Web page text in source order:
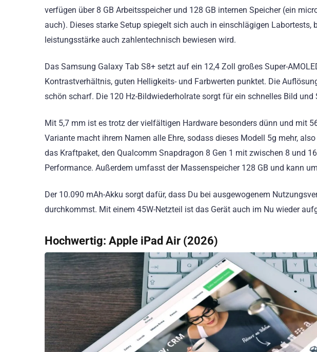
verfügen über 8 GB Arbeitsspeicher und 128 GB internen Speicher (ein
auch). Dieses starke Setup spiegelt sich auch in einschlägigen Labortests,
leistungsstärke auch zahlentechnisch bewiesen wird.
Das Samsung Galaxy Tab S8+ setzt auf ein 12,4 Zoll großes Super-
Kontrastverhältnis, guten Helligkeits- und Farbwerten punktet. Die
schön scharf. Die 120 Hz-Bildwiederholrate sorgt für ein schnelles Bild und
Mit 5,7 mm ist es trotz der vielfältigen Hardware besonders dünn und mit
Variante macht ihrem Namen alle Ehre, sodass dieses Modell 5g mehr,
das Kraftpaket, den Qualcomm Snapdragon 8 Gen 1 mit zwischen 8 und
Performance. Außerdem umfasst der Massenspeicher 128 GB und kann
Der 10.090 mAh-Akku sorgt dafür, dass Du bei ausgewogenem
durchkommst. Mit einem 45W-Netzteil ist das Gerät auch im Nu wieder
Hochwertig: Apple iPad Air (2026)